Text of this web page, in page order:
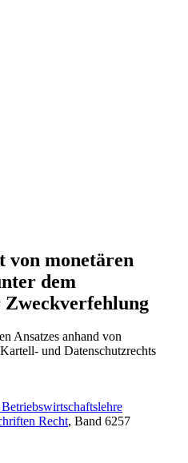
monetären
dem
Zweckverfehlung
Ansatzes anhand von